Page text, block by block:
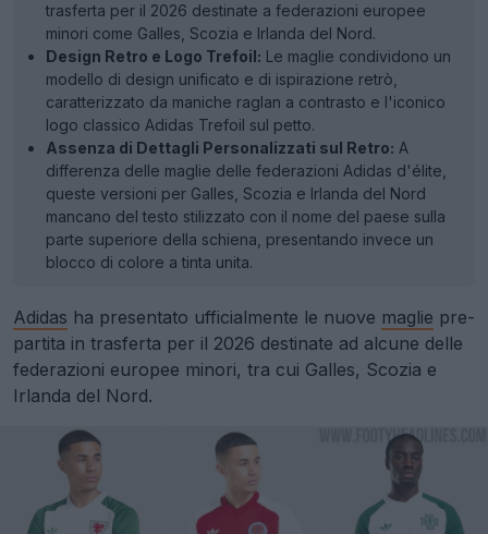
trasferta per il 2026 destinate a federazioni europee
minori come Galles, Scozia e Irlanda del Nord.
Design Retro e Logo Trefoil: Le maglie condividono un
modello di design unificato e di ispirazione retrò,
caratterizzato da maniche raglan a contrasto e l'iconico
logo classico Adidas Trefoil sul petto.
Assenza di Dettagli Personalizzati sul Retro: A
differenza delle maglie delle federazioni Adidas d'élite,
queste versioni per Galles, Scozia e Irlanda del Nord
mancano del testo stilizzato con il nome del paese sulla
parte superiore della schiena, presentando invece un
blocco di colore a tinta unita.
Adidas ha presentato ufficialmente le nuove maglie pre-
partita in trasferta per il 2026 destinate ad alcune delle
federazioni europee minori, tra cui Galles, Scozia e
Irlanda del Nord.